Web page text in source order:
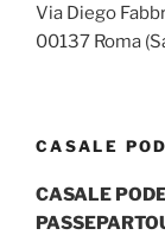
Via Diego
00137 Roma
CASALE
CASALE